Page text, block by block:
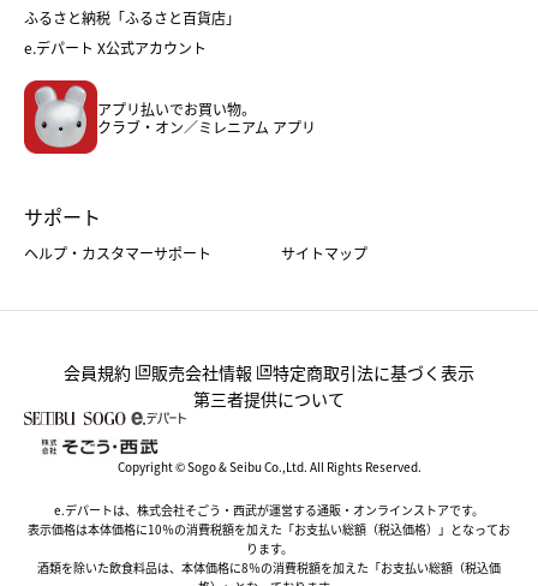
フード
ホーム・キッチン＆アート
ふるさと納税「ふるさと百貨店」
e.デパート X公式アカウント
アプリ払いでお買い物。
クラブ・オン／ミレニアム アプリ
サポート
ヘルプ・カスタマーサポート サイトマップ
会員規約 販売会社情報
特定商取引法に基づく表示
第三者提供について
Copyright © Sogo & Seibu Co.,Ltd. All Rights Reserved.
e.デパートは、株式会社そごう・西武が運営する通販・オンラインストアです。
表示価格は本体価格に10％の消費税額を加えた「お支払い総額（税込価格）」となってお
ります。
酒類を除いた飲食料品は、本体価格に8％の消費税額を加えた「お支払い総額（税込価